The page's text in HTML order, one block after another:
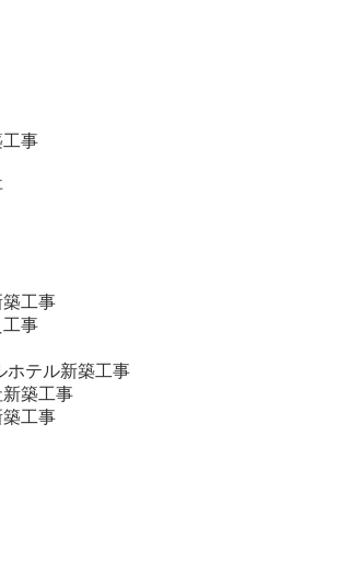
事
工事
事
ホテル新築工事
築工事
工事